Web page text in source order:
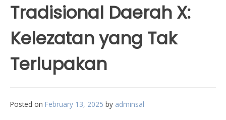
Tradisional Daerah X:
Kelezatan yang Tak
Terlupakan
Posted on February 13, 2025 by adminsal